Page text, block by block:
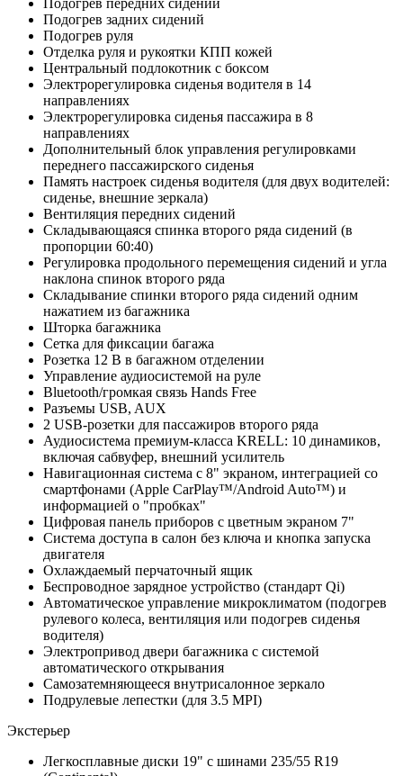
Подогрев передних сидений
Подогрев задних сидений
Подогрев руля
Отделка руля и рукоятки КПП кожей
Центральный подлокотник с боксом
Электрорегулировка сиденья водителя в 14
направлениях
Электрорегулировка сиденья пассажира в 8
направлениях
Дополнительный блок управления регулировками
переднего пассажирского сиденья
Память настроек сиденья водителя (для двух водителей:
сиденье, внешние зеркала)
Вентиляция передних сидений
Складывающаяся спинка второго ряда сидений (в
пропорции 60:40)
Регулировка продольного перемещения сидений и угла
наклона спинок второго ряда
Складывание спинки второго ряда сидений одним
нажатием из багажника
Шторка багажника
Сетка для фиксации багажа
Розетка 12 В в багажном отделении
Управление аудиосистемой на руле
Bluetooth/громкая связь Hands Free
Разъемы USB, AUX
2 USB-розетки для пассажиров второго ряда
Аудиосистема премиум-класса KRELL: 10 динамиков,
включая сабвуфер, внешний усилитель
Навигационная система с 8" экраном, интеграцией со
смартфонами (Apple CarPlay™/Android Auto™) и
информацией о "пробках"
Цифровая панель приборов с цветным экраном 7"
Система доступа в салон без ключа и кнопка запуска
двигателя
Охлаждаемый перчаточный ящик
Беспроводное зарядное устройство (стандарт Qi)
Автоматическое управление микроклиматом (подогрев
рулевого колеса, вентиляция или подогрев сиденья
водителя)
Электропривод двери багажника с системой
автоматического открывания
Самозатемняющееся внутрисалонное зеркало
Подрулевые лепестки (для 3.5 MPI)
Экстерьер
Легкосплавные диски 19" с шинами 235/55 R19